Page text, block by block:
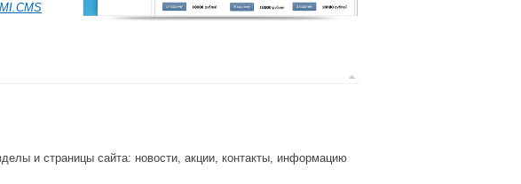
и страницы сайта: новости, акции, контакты, информацию